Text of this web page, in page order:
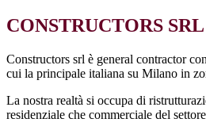
CONSTRUCTORS SRL
Constructors srl è general contractor
cui la principale italiana su Milano in
La nostra realtà si occupa di
residenziale che commerciale del